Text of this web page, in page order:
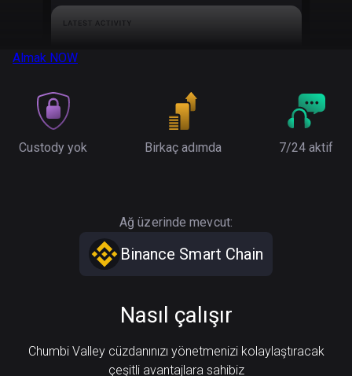
Almak NOW
Custody yok Birkaç adımda 7/24 aktif
Ağ üzerinde mevcut:
Binance Smart Chain
Nasıl çalışır
Chumbi Valley cüzdanınızı yönetmenizi kolaylaştıracak
çeşitli avantajlara sahibiz